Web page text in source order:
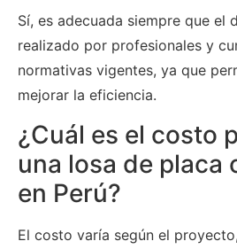
Sí, es adecuada siempre que el
realizado por profesionales y
normativas vigentes, ya que
mejorar la eficiencia.
¿Cuál es el costo
una losa de placa
en Perú?
El costo varía según el